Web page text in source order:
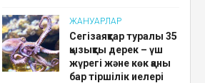
ЖАНУАРЛАР
Сегізаяқтар туралы 35
қызықты дерек – үш
жүрегі және көк қаны
бар тіршілік иелері